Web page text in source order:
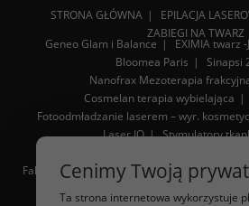
STRONA GŁÓWNA
EPILACJA
ZABIEGI NA TWARZ
Geneo Glam i Balance
EXIMIA twarz -
Bloomea Paris
Sinapsi
Nanofrax Mezoterapia
Cosmelan terapia wybielająca
Fotoodmładzanie laserem – wyr.
Laser IQ
Stymulatory
Fala uderzeniowa STORZ
RF Mikroigłowa
Cenimy Twoją
Ta strona internetowa wykorzystuje